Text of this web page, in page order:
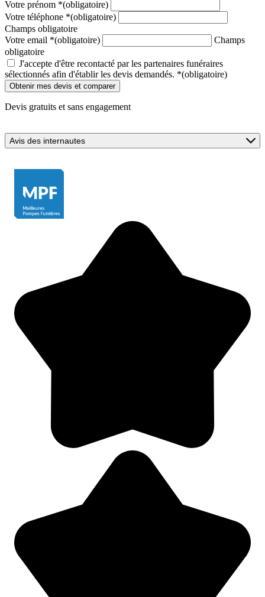
Votre prénom *(obligatoire)
Votre téléphone *(obligatoire)
Champs obligatoire
Votre email *(obligatoire)
Champs
obligatoire
J'accepte d'être recontacté par les partenaires funéraires
sélectionnés afin d'établir les devis demandés. *(obligatoire)
Devis gratuits et sans engagement
Avis des internautes